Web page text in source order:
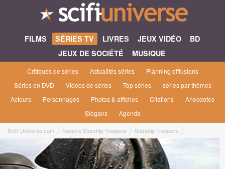
FILMS SÉRIES TV LIVRES JEUX VIDÉO
BD
JEUX DE SOCIÉTÉ
MUSIQUE
Critiques de séries Actualités séries
Planning diffusions
Séries en DVD
Vidéos de séries Top séries
séries par thèmes
Acteurs
Personnages Photos & affiches Citations
Anecdotes
Slogans
Agenda
Scifi-Universe.com l'oeuvre Starship Troopers
Starship Troopers
Starship Troopers [2003]